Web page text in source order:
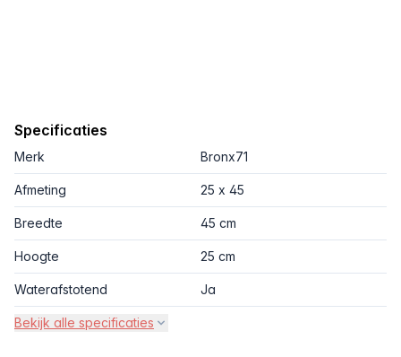
Specificaties
Merk Bronx71
Afmeting 25 x 45
Breedte 45 cm
Hoogte 25 cm
Waterafstotend Ja
Bekijk alle specificaties